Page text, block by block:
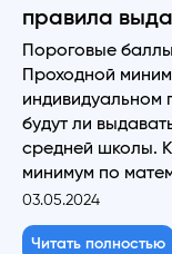
правила
Пороговые
Проходной
индивидуальном
будут ли
средней школы.
минимум по
03.05.2024
Читать полностью